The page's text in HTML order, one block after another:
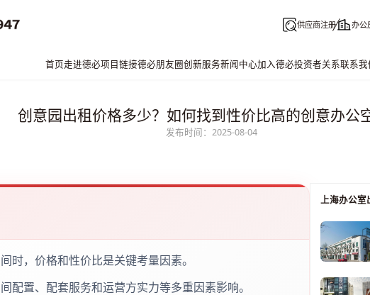
供应商注册 办公
首页走进德必项目链接德必朋友圈创新服务新闻中心加入德必投资者关系联系我
创意园出租价格多少？如何找到性价比高的创意办公
发布时间：2025-08-04
时，价格和性价比是关键考量因素。
配置、配套服务和运营方实力等多重因素影响。
上海办公室